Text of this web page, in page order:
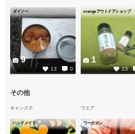
ダイソー
13 0
9
orangeアウトドアショップ
23
1
その他
キャンステ
ハンドメイド
ウエア
ワークマン